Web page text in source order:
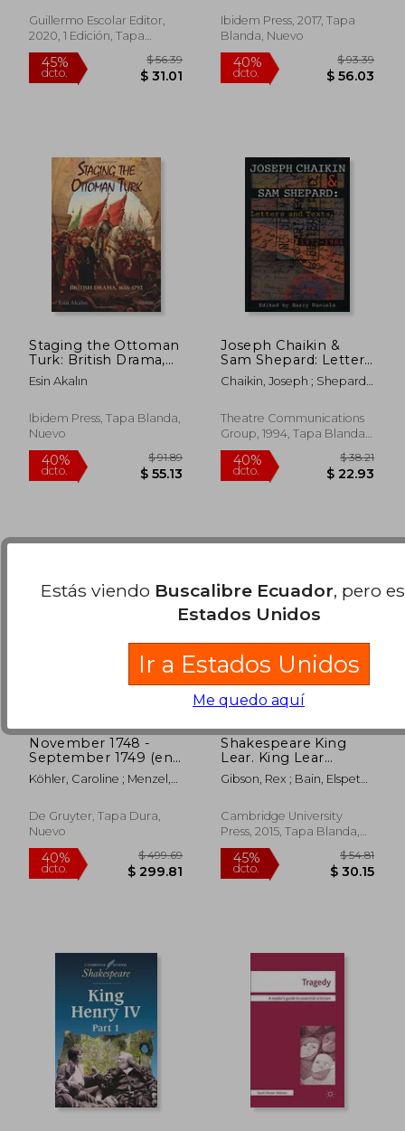
45%
dcto. $ 35.09 dcto. $
Guillermo Escolar Editor,
2020, 1 Edición, Tapa
Blanda, Nuevo
45%
dcto. $ 31.01
[Soft Cover ] (en
Inglés)
Ibidem Press, 2017, Tapa
Blanda, Nuevo
40%
dcto. $
Staging the Ottoman
Turk: British Drama,
1656–1792
Esin Akalın
Ibidem Press, Tapa Blanda,
Nuevo
Joseph Chaikin &
Sam Shepard: Letters
and Texts, 1 (en
Inglés)
Chaikin, Joseph ; Shepard,
Theatre Communications
Group, 1994, Tapa Blanda,
Nuevo
November 1748 -
September 1749 (en
Alemán)
Köhler, Caroline ; Menzel,
De Gruyter, Tapa Dura,
Nuevo
Shakespeare King
Lear. King Lear
(Cambridge School
Shakespeare) (en
Gibson, Rex ; Bain, Elspeth ;
Cambridge University
Press, 2015, Tapa Blanda,
Nuevo
Estás viendo Buscalibre Ecuador, pero
Estados Unidos
Ir a Estados Unidos
Me quedo aquí